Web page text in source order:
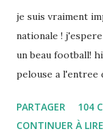
je suis vraiment
nationale !
un beau football!
pelouse a l'entree
instances
est due cette
PARTAGER
104
CONTINUER À